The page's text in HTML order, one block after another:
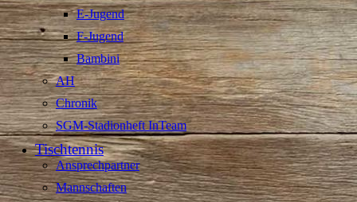
E-Jugend
F-Jugend
Bambini
AH
Chronik
SGM-Stadionheft InTeam
Tischtennis
Ansprechpartner
Mannschaften